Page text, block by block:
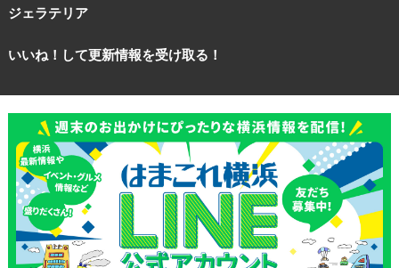
ジェラテリア
いいね！して更新情報を受け取る！